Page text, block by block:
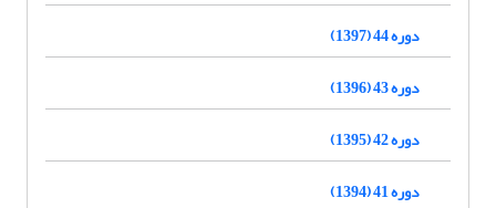
دوره 44 (1397)
دوره 43 (1396)
دوره 42 (1395)
دوره 41 (1394)